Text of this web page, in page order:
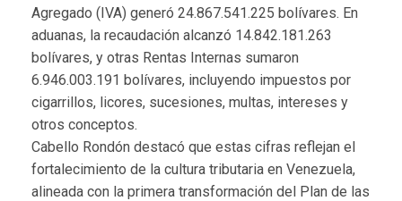
Agregado (IVA) generó 24.867.541.225 bolívares. En
aduanas, la recaudación alcanzó 14.842.181.263
bolívares, y otras Rentas Internas sumaron
6.946.003.191 bolívares, incluyendo impuestos por
cigarrillos, licores, sucesiones, multas, intereses y
otros conceptos.
Cabello Rondón destacó que estas cifras reflejan el
fortalecimiento de la cultura tributaria en Venezuela,
alineada con la primera transformación del Plan de las